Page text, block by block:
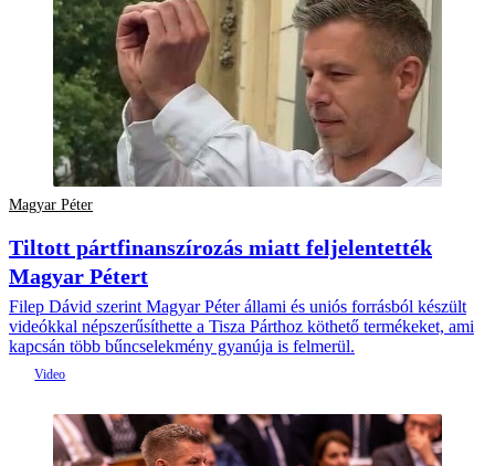
Magyar Péter
Tiltott pártfinanszírozás miatt feljelentették
Magyar Pétert
Filep Dávid szerint Magyar Péter állami és uniós forrásból készült
videókkal népszerűsíthette a Tisza Párthoz köthető termékeket, ami
kapcsán több bűncselekmény gyanúja is felmerül.